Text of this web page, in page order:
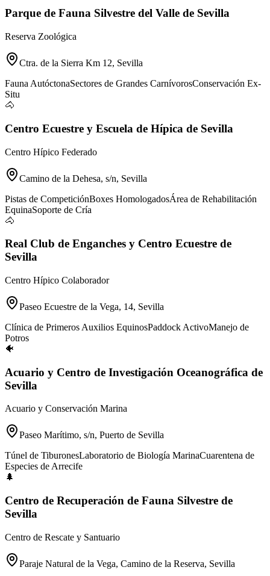
Parque de Fauna Silvestre del Valle de Sevilla
Reserva Zoológica
Ctra. de la Sierra Km 12, Sevilla
Fauna AutóctonaSectores de Grandes CarnívorosConservación Ex-
Situ
🐴
Centro Ecuestre y Escuela de Hípica de Sevilla
Centro Hípico Federado
Camino de la Dehesa, s/n, Sevilla
Pistas de CompeticiónBoxes HomologadosÁrea de Rehabilitación
EquinaSoporte de Cría
🐴
Real Club de Enganches y Centro Ecuestre de
Sevilla
Centro Hípico Colaborador
Paseo Ecuestre de la Vega, 14, Sevilla
Clínica de Primeros Auxilios EquinosPaddock ActivoManejo de
Potros
🐠
Acuario y Centro de Investigación Oceanográfica de
Sevilla
Acuario y Conservación Marina
Paseo Marítimo, s/n, Puerto de Sevilla
Túnel de TiburonesLaboratorio de Biología MarinaCuarentena de
Especies de Arrecife
🌲
Centro de Recuperación de Fauna Silvestre de
Sevilla
Centro de Rescate y Santuario
Paraje Natural de la Vega, Camino de la Reserva, Sevilla